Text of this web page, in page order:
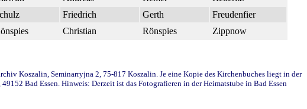
Friedrich Gerth
Freudenfier
Christian Rönspies Zippnow
Koszalin, Seminarryjna 2, 75-817 Koszalin. Je eine Kopie des Kirchenbuches liegt in der
Bad Essen. Hinweis: Derzeit ist das Fotografieren in der Heimatstube in Bad Essen